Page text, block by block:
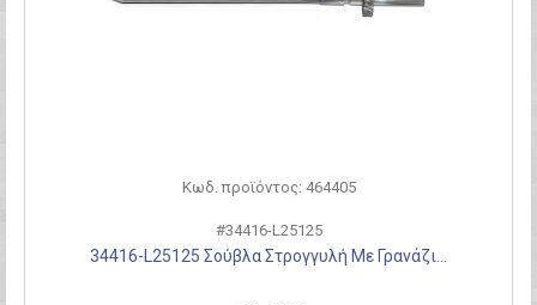
Κωδ. προϊόντος: 464405
#34416-L25125
34416-L25125 Σούβλα Στρογγυλή Με Γρανάζι...